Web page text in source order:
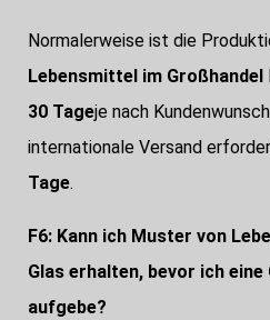
Normalerweise ist die
Lebensmittel im Großhandel
30 Tageje nach
internationale Versand
Tage.
F6: Kann ich Muster von
Glas erhalten, bevor ich
aufgebe?